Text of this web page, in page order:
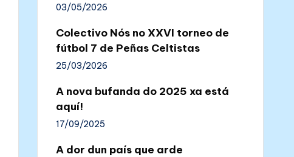
03/05/2026
Colectivo Nós no XXVI torneo de
fútbol 7 de Peñas Celtistas
25/03/2026
A nova bufanda do 2025 xa está
aquí!
17/09/2025
A dor dun país que arde